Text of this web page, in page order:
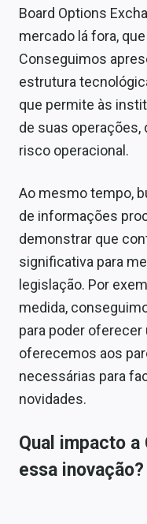
Board Options
mercado lá fora,
Conseguimos
estrutura
que permite às
de suas operações,
risco operacional.
Ao mesmo tempo,
de informações
demonstrar que
significativa para
legislação. Por
medida,
para poder
oferecemos aos
necessárias para
novidades.
Qual impacto a
essa inovação?